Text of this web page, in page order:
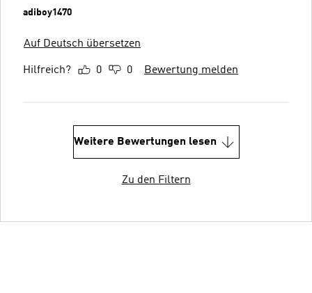
adiboy1470
Auf Deutsch übersetzen
Hilfreich? 0 0 Bewertung melden
Weitere Bewertungen lesen
Zu den Filtern